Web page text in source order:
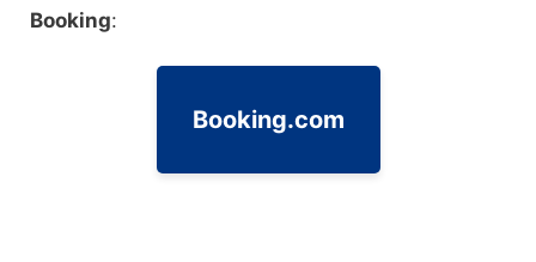
Booking:
Booking.com